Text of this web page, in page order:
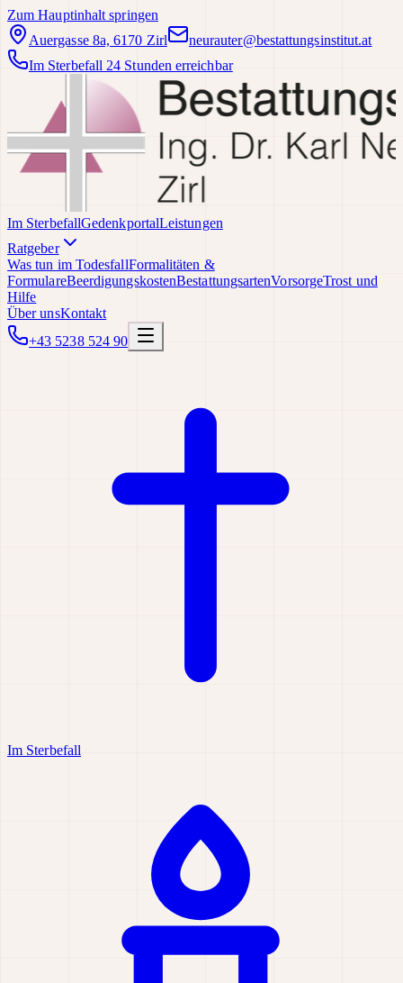
Zum Hauptinhalt springen
Auergasse 8a, 6170 Zirl
neurauter@bestattungsinstitut.at
Im Sterbefall 24 Stunden erreichbar
Im SterbefallGedenkportalLeistungen
Ratgeber
Was tun im TodesfallFormalitäten &
FormulareBeerdigungskostenBestattungsartenVorsorgeTrost und
Hilfe
Über unsKontakt
+43 5238 524 90
Im Sterbefall